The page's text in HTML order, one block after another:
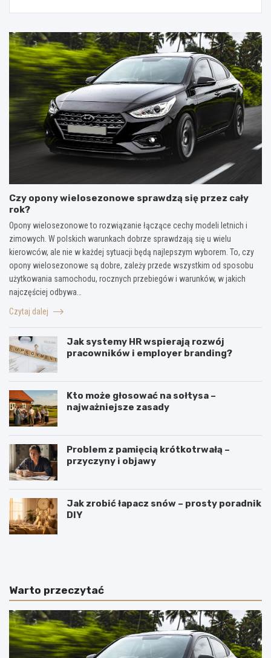
Czy opony wielosezonowe sprawdzą się przez cały
rok?
Opony wielosezonowe to rozwiązanie łączące cechy modeli letnich i
zimowych. W polskich warunkach dobrze sprawdzają się u wielu
kierowców, ale nie w każdej sytuacji będą najlepszym wyborem. To, czy
opony wielosezonowe są dobre, zależy przede wszystkim od sposobu
użytkowania samochodu, rocznych przebiegów i warunków, w jakich
najczęściej odbywa…
Czytaj dalej
Jak systemy HR wspierają rozwój
pracowników i employer branding?
Kto może głosować na sołtysa –
najważniejsze zasady
Problem z pamięcią krótkotrwałą –
przyczyny i objawy
Jak zrobić łapacz snów – prosty poradnik
DIY
J
p
o
l
s
k
i
W
y
m
e
n
n
i
Warto przeczytać